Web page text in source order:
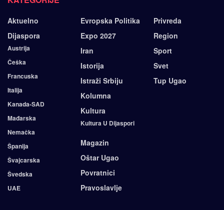
Aktuelno
Dijaspora
Austrija
Češka
Francuska
Italija
Kanada-SAD
Mađarska
Nemačka
Španija
Švajcarska
Švedska
UAE
Evropska Politika
Expo 2027
Iran
Istorija
Istraži Srbiju
Kolumna
Kultura
Kultura U Dijaspori
Magazin
Oštar Ugao
Povratnici
Pravoslavlje
Privreda
Region
Sport
Svet
Tup Ugao